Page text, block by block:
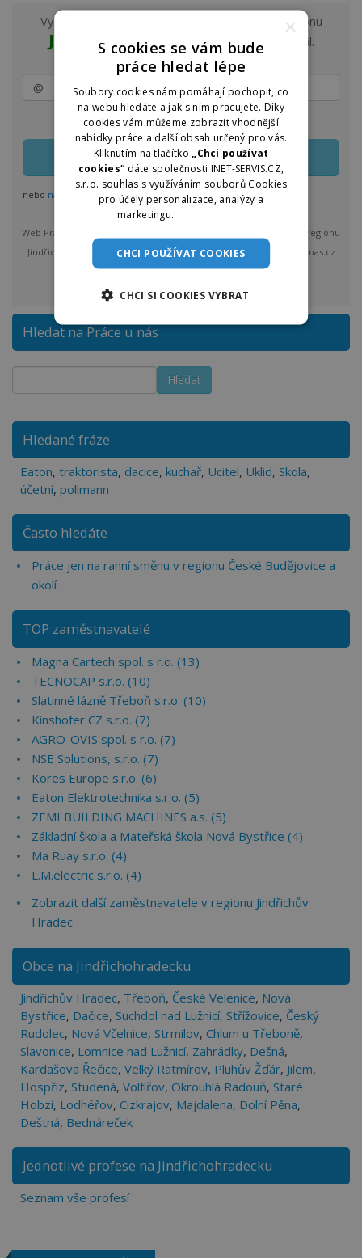
Vyzkoušejte odběr nových nabídek práce z regionu
Jindřichův Hradec a okolína e-mail.
Zasílání lze kdykoliv upravit nebo jednoduše zrušit
nebo nastavit odběr pro více regionů
Web Práce u nás vám bude max. 1x denně posílat nové nabídky z regionu
Jindřichův Hradec a okolí. Po odeslání bude provozovatel Praceunas.cz
zpracovávat a spravovat vložené osobní údaje.
Hledat na Práce u nás
Hledané fráze
Eaton, traktorista, dacice, kuchař, Ucitel, Uklid, Skola,
účetní, pollmann
Často hledáte
Práce jen na ranní směnu v regionu České Budějovice a
okolí
TOP zaměstnavatelé
Magna Cartech spol. s r.o. (13)
TECNOCAP s.r.o. (10)
Slatinné lázně Třeboň s.r.o. (10)
Kinshofer CZ s.r.o. (7)
AGRO-OVIS spol. s r.o. (7)
NSE Solutions, s.r.o. (7)
Kores Europe s.r.o. (6)
Eaton Elektrotechnika s.r.o. (5)
ZEMI BUILDING MACHINES a.s. (5)
Základní škola a Mateřská škola Nová Bystřice (4)
Ma Ruay s.r.o. (4)
L.M.electric s.r.o. (4)
Zobrazit další zaměstnavatele v regionu Jindřichův
Hradec
Obce na Jindřichohradecku
Jindřichův Hradec, Třeboň, České Velenice, Nová
Bystřice, Dačice, Suchdol nad Lužnicí, Střížovice, Český
Rudolec, Nová Včelnice, Strmilov, Chlum u Třeboně,
Slavonice, Lomnice nad Lužnicí, Zahrádky, Dešná,
Kardašova Řečice, Velký Ratmírov, Pluhův Žďár, Jilem,
Hospříz, Studená, Volfířov, Okrouhlá Radouň, Staré
Hobzí, Lodhéřov, Cizkrajov, Majdalena, Dolní Pěna,
Deštná, Bednáreček
Jednotlivé profese na Jindřichohradecku
Seznam vše profesí
×
S cookies se vám bude
práce hledat lépe
Soubory cookies nám pomáhají pochopit, co
na webu hledáte a jak s ním pracujete. Díky
cookies vám můžeme zobrazit vhodnější
nabídky práce a další obsah určený pro vás.
Kliknutím na tlačítko
„Chci používat
cookies“ dáte společnosti INET-SERVIS.CZ,
s.r.o. souhlas s využíváním souborů Cookies
pro účely personalizace, analýzy a
marketingu.
CHCI POUŽÍVAT COOKIES
CHCI SI COOKIES VYBRAT